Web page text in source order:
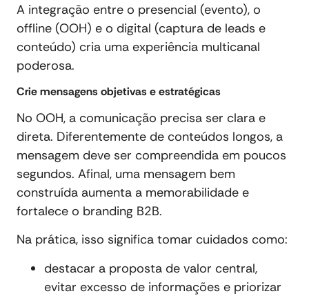
A integração entre o presencial (evento), o
offline (OOH) e o digital (captura de leads e
conteúdo) cria uma experiência multicanal
poderosa.
Crie mensagens objetivas e estratégicas
No OOH, a comunicação precisa ser clara e
direta. Diferentemente de conteúdos longos, a
mensagem deve ser compreendida em poucos
segundos. Afinal, uma mensagem bem
construída aumenta a memorabilidade e
fortalece o branding B2B.
Na prática, isso significa tomar cuidados como:
destacar a proposta de valor central,
evitar excesso de informações e priorizar